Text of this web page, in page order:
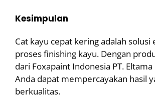
Kesimpulan
Cat kayu cepat kering adalah solusi
proses finishing kayu. Dengan
dari Foxapaint Indonesia PT.
Anda dapat mempercayakan hasil
berkualitas.